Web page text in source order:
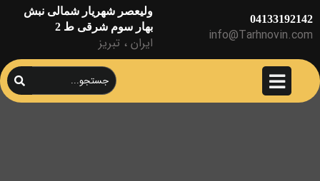
04133192142
info@Tarhnovin.com
ولیعصر شهریار شمالی نبش
بهار سوم شرقی ط 2
ایران ، تبریز